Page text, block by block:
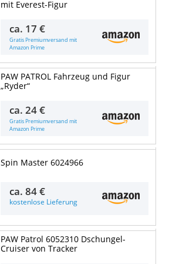
mit Everest-Figur
ca. 17 €
Gratis Premiumversand mit
Amazon Prime
PAW PATROL Fahrzeug und Figur
„Ryder“
ca.24 €
Gratis Premiumversand mit
Amazon Prime
Spin Master 6024966
ca.84 €
kostenlose Lieferung
PAW Patrol 6052310 Dschungel-
Cruiser von Tracker